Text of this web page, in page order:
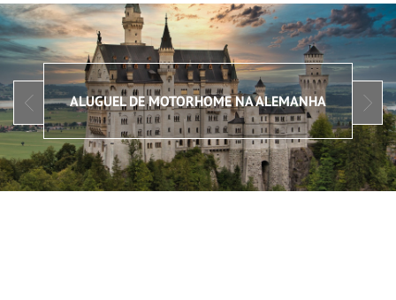
ALUGUEL DE MOTORHOME NA ALEMANHA